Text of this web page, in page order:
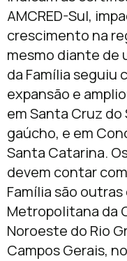
AMCRED-Sul,
crescimento na
mesmo diante de
da Família seguiu
expansão e
em Santa Cruz
gaúcho, e em
Santa Catarina.
devem contar
Família são
Metropolitana da
Noroeste do Rio
Campos Gerais,